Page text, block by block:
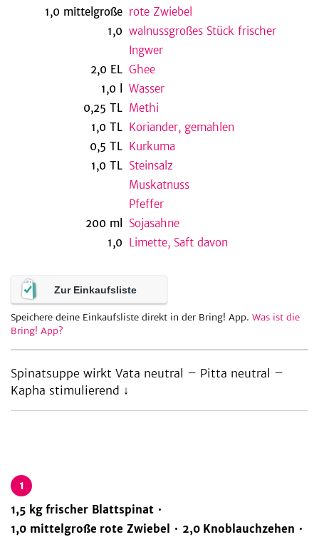
1,0 mittelgroße rote Zwiebel
1,0 walnussgroßes Stück frischer
Ingwer
2,0 EL Ghee
1,0
Wasser
0,25 TL Methi
1,0 TL Koriander, gemahlen
0,5 TL Kurkuma
1,0 TL Steinsalz
Muskatnuss
Pfeffer
200 ml
Sojasahne
1,0 Limette, Saft davon
Zur Einkaufsliste
Speichere deine Einkaufsliste direkt in der Bring! App. Was ist die
Bring! App?
Spinatsuppe wirkt Vata neutral – Pitta neutral –
Kapha stimulierend ↓
1
1,5 kg frischer Blattspinat
1,0 mittelgroße rote Zwiebel 2,0 Knoblauchzehen